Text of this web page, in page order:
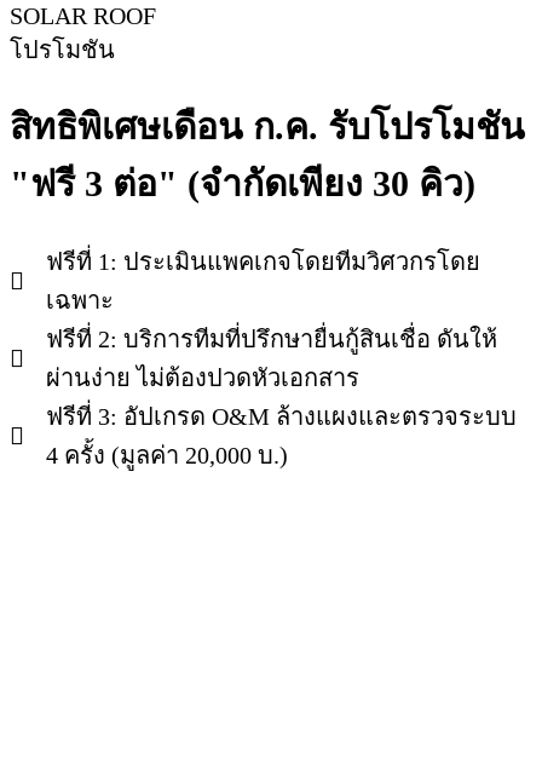
SOLAR ROOF
โปรโมชัน
สิทธิพิเศษเดือน ก.ค. รับโปรโมชัน
"ฟรี 3 ต่อ" (จำกัดเพียง 30 คิว)
ฟรีที่ 1: ประเมินแพคเกจโดยทีมวิศวกรโดย
เฉพาะ
ฟรีที่ 2: บริการทีมที่ปรึกษายื่นกู้สินเชื่อ ดันให้
ผ่านง่าย ไม่ต้องปวดหัวเอกสาร
ฟรีที่ 3: อัปเกรด O&M ล้างแผงและตรวจระบบ
4 ครั้ง (มูลค่า 20,000 บ.)